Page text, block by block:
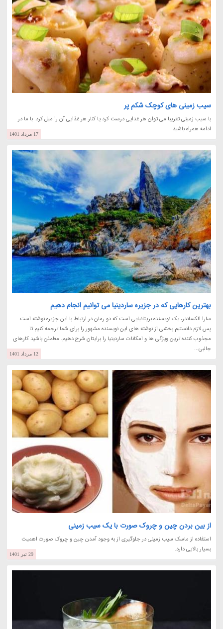
سیب زمینی های کوچک شکم پر
با سیب زمینی تقریبا می توان هر غدایی درست کرد یا کنار هر غذایی آن را میل کرد. با ما در
ادامه همراه باشید.
17 مرداد 1401
بهترین کارهایی که در جزیره ساردینیا می توانیم انجام دهیم
سارا الکساندر، یک نویسنده بریتانیایی است که دو رمان در ارتباط با این جزیره نوشته است.
پس لازم دانستیم بخشی از نوشته های این نویسنده مشهور را برای شما ترجمه کنیم تا
مجذوب کننده ترین ویژگی ها و امکانات ساردینیا را برایتان شرح دهیم. مطمئن باشید کارهای
جالبی...
12 مرداد 1401
از بین بردن چین و چروک صورت با یک سیب زمینی
استفاده از ماسک سیب زمینی در جلوگیری از به وجود آمدن چین و چروک صورت اهمیت
بسیار بالایی دارد.
29 تیر 1401